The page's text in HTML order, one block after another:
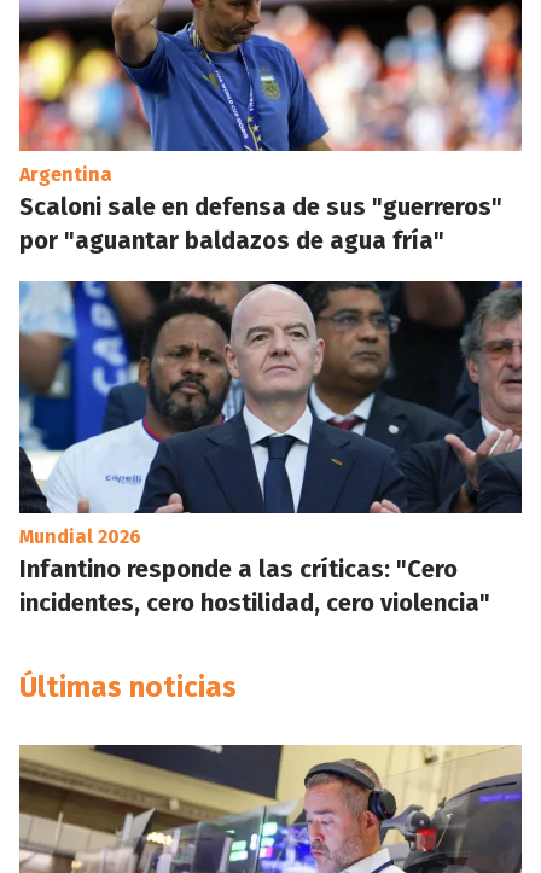
Argentina
Scaloni sale en defensa de sus "guerreros"
por "aguantar baldazos de agua fría"
Mundial 2026
Infantino responde a las críticas: "Cero
incidentes, cero hostilidad, cero violencia"
Últimas noticias